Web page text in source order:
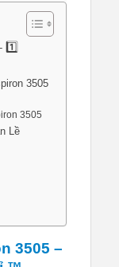
1️⃣
3505
3505
Lề
3505 –